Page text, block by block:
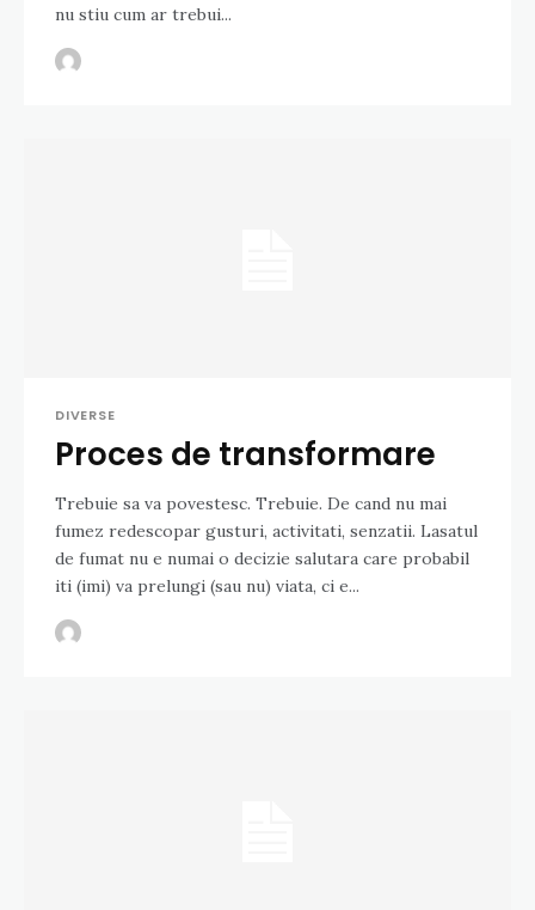
nu stiu cum ar trebui...
DIVERSE
Proces de transformare
Trebuie sa va povestesc. Trebuie. De cand nu mai
fumez redescopar gusturi, activitati, senzatii. Lasatul
de fumat nu e numai o decizie salutara care probabil
iti (imi) va prelungi (sau nu) viata, ci e...